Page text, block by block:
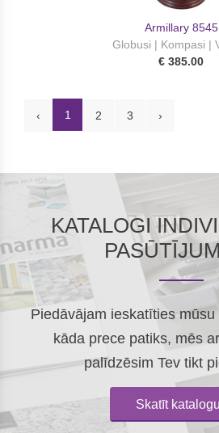
Armillary 8545
Globusi | Kompasi |
€ 385.00
‹ 1 2 3 ›
KATALOGI
Piedāvājam ieskatīties
kāda prece patiks, mēs
palīdzēsim Tev tikt
Skatīt